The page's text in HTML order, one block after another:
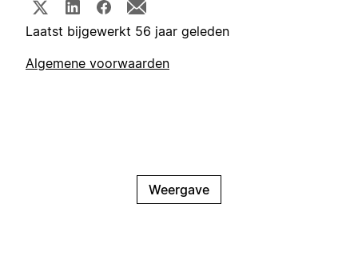
Laatst bijgewerkt 56 jaar geleden
Algemene voorwaarden
Weergave